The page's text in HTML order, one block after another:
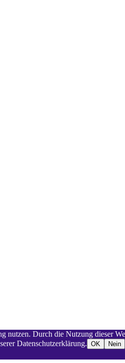
nutzen. Durch die Nutzung dieser
Datenschutzerklärung. OK
Nein